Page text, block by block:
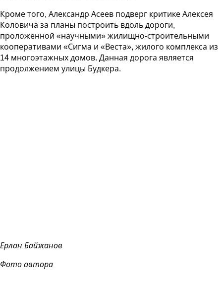
Кроме того, Александр Асеев подверг критике Алексея
Коловича за планы построить вдоль дороги,
проложенной «научными» жилищно-строительными
кооперативами «Сигма и «Веста», жилого комплекса из
14 многоэтажных домов. Данная дорога является
продолжением улицы Будкера.
Ерлан Байжанов
Фото автора